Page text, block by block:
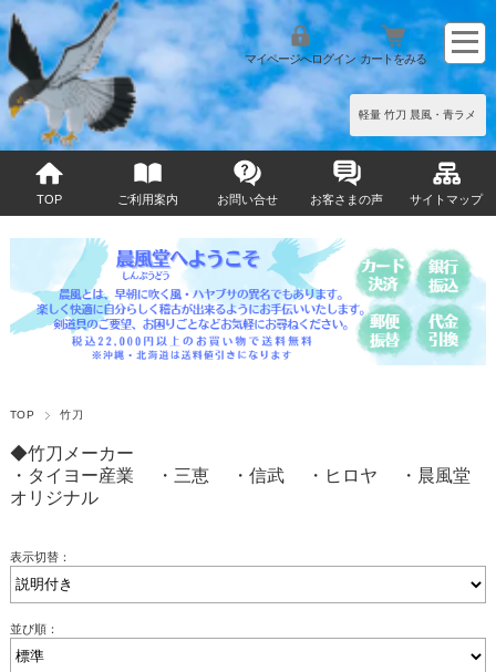
軽量 竹刀 晨風・青ラメ
マイページへログイン カートをみる
TOP ご利用案内 お問い合せ お客さまの声 サイトマップ
TOP 竹刀
◆竹刀メーカー
・タイヨー産業
・三恵 ・信武 ・ヒロヤ
・晨風堂
オリジナル
表示切替：
並び順：